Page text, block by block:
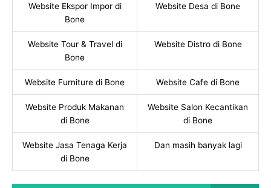
Website Ekspor Impor di
Bone
Website Desa di Bone
Website Tour & Travel di
Bone
Website Distro di Bone
Website Furniture di Bone Website Cafe di Bone
Website Produk Makanan
di Bone
Website Salon Kecantikan
di Bone
Website Jasa Tenaga Kerja
di Bone
Dan masih banyak lagi